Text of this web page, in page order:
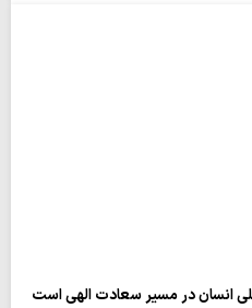
انسان در مسیر سعادت الهی است